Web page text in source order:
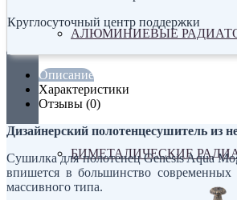
АЛЮМИНИЕВЫЕ
БИМЕТАЛИЧЕСКИЕ
Круглосуточный центр поддержки
Описание
Характеристики
Отзывы (0)
Дизайнерский полотенцесушитель из
Сушилка для полотенец Genesis Aqua
впишется в большинство современных
массивного типа.